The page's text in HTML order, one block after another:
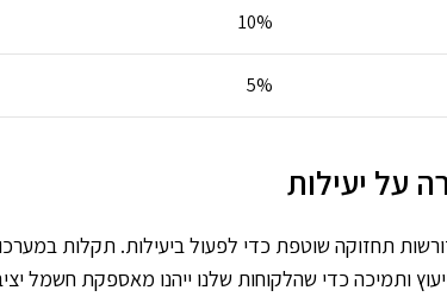
10%
5%
על יעילות
ותמיכה כדי שהלקוחות שלנו ייהנו מאספקת חשמל